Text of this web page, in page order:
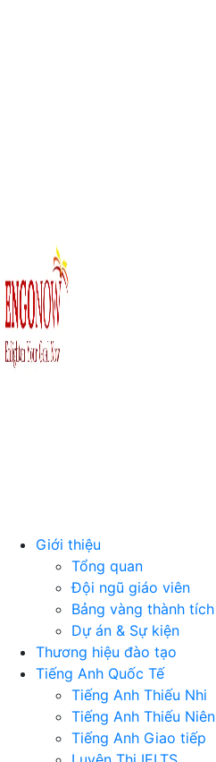
Giới thiệu
Tổng quan
Đội ngũ giáo viên
Bảng vàng thành tích
Dự án & Sự kiện
Thương hiệu đào tạo
Tiếng Anh Quốc Tế
Tiếng Anh Thiếu Nhi
Tiếng Anh Thiếu Niên
Tiếng Anh Giao tiếp